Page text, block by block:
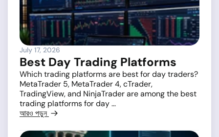
July 17, 2026
Best Day Trading Platforms
Which trading platforms are best for day traders?
MetaTrader 5, MetaTrader 4, cTrader,
TradingView, and NinjaTrader are among the best
trading platforms for day ...
আরও পড়ুন